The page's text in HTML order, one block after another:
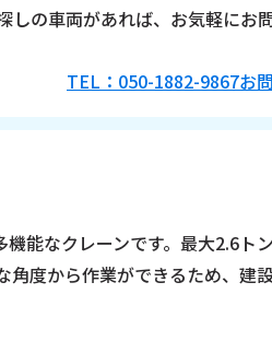
ク車 高所作業車
フリーワード
しの車両があれば、お気軽にお
TEL：050-1882-9867お
能なクレーンです。最大2.6
度から作業ができるため、